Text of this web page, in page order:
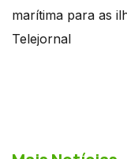
marítima para as
Telejornal